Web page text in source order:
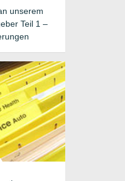
unserem
Teil 1 –